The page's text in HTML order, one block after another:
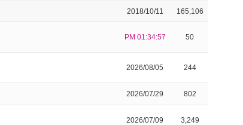
2018/10/11 165,106
PM 01:34:57 50
2026/08/05 244
2026/07/29 802
2026/07/09 3,249